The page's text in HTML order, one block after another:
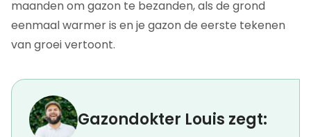
maanden om gazon te bezanden, als de grond
eenmaal warmer is en je gazon de eerste tekenen
van groei vertoont.
Gazondokter Louis zegt: